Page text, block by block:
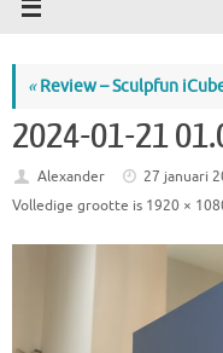
«Review – Sculpfun
2024-01-21
Alexander
27 januari
Volledige grootte is 1920 ×